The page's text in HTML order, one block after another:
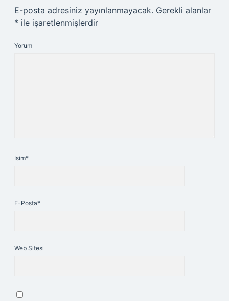
E-posta adresiniz yayınlanmayacak. Gerekli alanlar
* ile işaretlenmişlerdir
Yorum
İsim*
E-Posta*
Web Sitesi